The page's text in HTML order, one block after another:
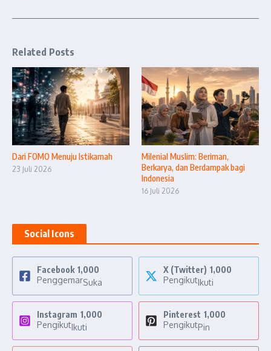
Related Posts
Dari FOMO Menuju Istikamah
23 Juli 2026
Milenial Muslim: Beriman,
Berkarya, dan Berdampak bagi
Indonesia
16 Juli 2026
Social Icons
Facebook 1,000
PenggemarSuka
X (Twitter) 1,000
PengikutIkuti
Instagram 1,000
PengikutIkuti
Pinterest 1,000
PengikutPin